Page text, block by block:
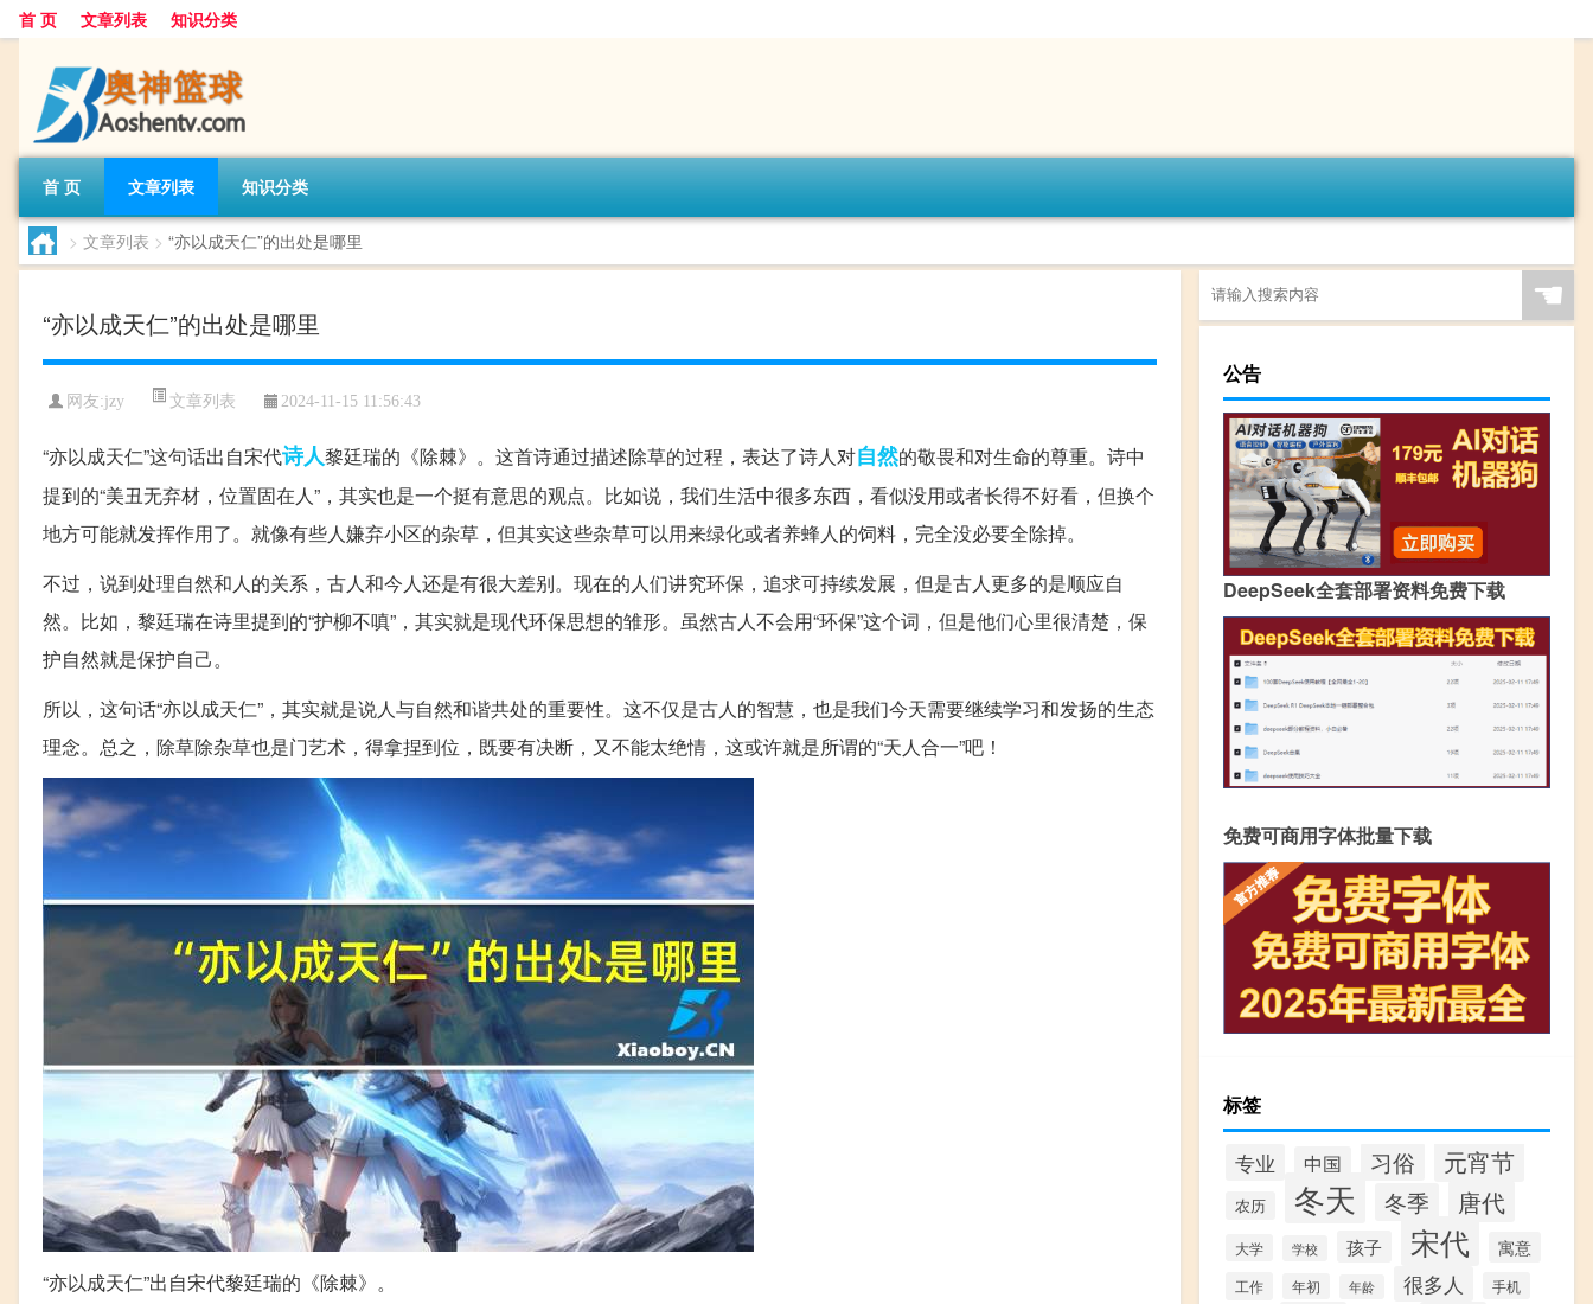
首 页 文章列表 知识分类
首 页 文章列表 知识分类
> 文章列表 > “亦以成天仁”的出处是哪里
“亦以成天仁”的出处是哪里
网友:jzy 文章列表 2024-11-15 11:56:43
“亦以成天仁”这句话出自宋代诗人黎廷瑞的《除棘》。这首诗通过描述除草的过程，表达了诗人对自然的敬畏和对生命的尊重。诗中
提到的“美丑无弃材，位置固在人”，其实也是一个挺有意思的观点。比如说，我们生活中很多东西，看似没用或者长得不好看，但换个
地方可能就发挥作用了。就像有些人嫌弃小区的杂草，但其实这些杂草可以用来绿化或者养蜂人的饲料，完全没必要全除掉。
不过，说到处理自然和人的关系，古人和今人还是有很大差别。现在的人们讲究环保，追求可持续发展，但是古人更多的是顺应自
然。比如，黎廷瑞在诗里提到的“护柳不嗔”，其实就是现代环保思想的雏形。虽然古人不会用“环保”这个词，但是他们心里很清楚，保
护自然就是保护自己。
所以，这句话“亦以成天仁”，其实就是说人与自然和谐共处的重要性。这不仅是古人的智慧，也是我们今天需要继续学习和发扬的生态
理念。总之，除草除杂草也是门艺术，得拿捏到位，既要有决断，又不能太绝情，这或许就是所谓的“天人合一”吧！
“亦以成天仁”出自宋代黎廷瑞的《除棘》。
☚
公告
DeepSeek全套部署资料免费下载
免费可商用字体批量下载
标签
专业 中国 习俗 元宵节
农历 冬天 冬季 唐代
大学 学校 孩子 宋代 寓意
工作 年初 年龄 很多人 手机